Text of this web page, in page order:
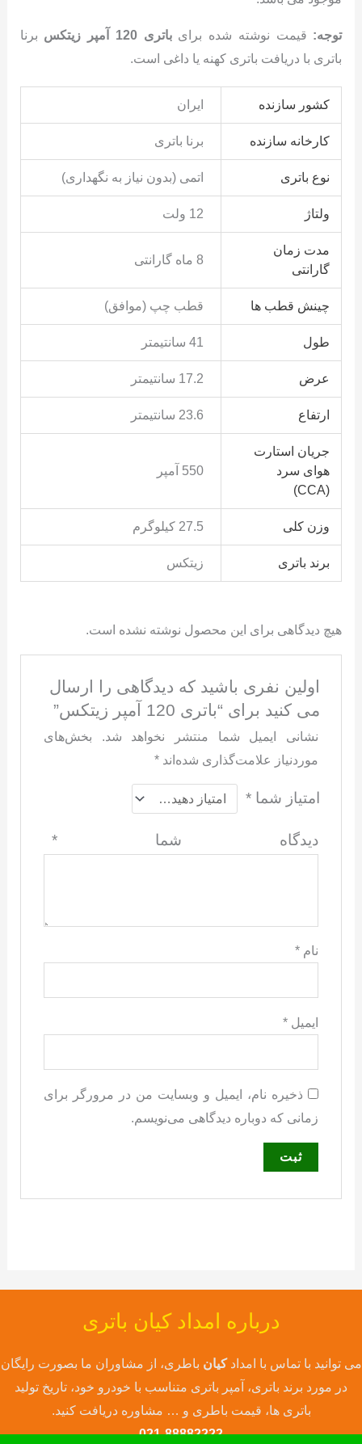
توجه: قیمت نوشته شده برایباتری 120 آمپر زیتکس
برنا
باتری با دریافت باتری کهنه یا داغی است.
کشور سازنده ایران
کارخانه سازنده برنا باتری
نوع باتری اتمی (بدون نیاز به نگهداری)
ولتاژ 12 ولت
مدت زمان
گارانتی
8 ماه گارانتی
چینش قطب ها قطب چپ (موافق)
طول 41 سانتیمتر
عرض 17.2 سانتیمتر
ارتفاع 23.6 سانتیمتر
جریان استارت
هوای سرد
(CCA)
550 آمپر
وزن کلی 27.5 کیلوگرم
برند باتری زیتکس
هیچ دیدگاهی برای این محصول نوشته نشده است.
اولین نفری باشید که دیدگاهی را ارسال
می کنید برای “باتری 120 آمپر زیتکس”
نشانی ایمیل شما منتشر نخواهد شد.
بخش‌های
موردنیاز علامت‌گذاری شده‌اند*
امتیاز شما*
دیدگاه شما*
نام*
ایمیل*
ذخیره نام، ایمیل و وبسایت من در مرورگر برای
زمانی که دوباره دیدگاهی می‌نویسم.
درباره امداد کیان باتری
می توانید با تماس با امدادکیان باطری، از مشاوران ما بصورت رایگان
در مورد برند باتری، آمپر باتری متناسب با خودرو خود، تاریخ تولید
باتری ها، قیمت باطری و … مشاوره دریافت کنید.
021-88882222